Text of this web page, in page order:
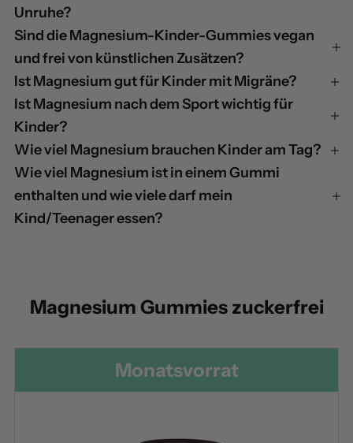
Unruhe?
Sind die Magnesium-Kinder-Gummies vegan
und frei von künstlichen Zusätzen?
Ist Magnesium gut für Kinder mit Migräne?
Ist Magnesium nach dem Sport wichtig für
Kinder?
Wie viel Magnesium brauchen Kinder am Tag?
Wie viel Magnesium ist in einem Gummi
enthalten und wie viele darf mein
Kind/Teenager essen?
Magnesium Gummies zuckerfrei
Monatsvorrat